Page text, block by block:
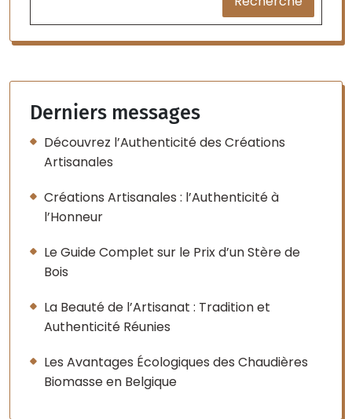
Derniers messages
Découvrez l’Authenticité des Créations
Artisanales
Créations Artisanales : l’Authenticité à
l’Honneur
Le Guide Complet sur le Prix d’un Stère de
Bois
La Beauté de l’Artisanat : Tradition et
Authenticité Réunies
Les Avantages Écologiques des Chaudières
Biomasse en Belgique